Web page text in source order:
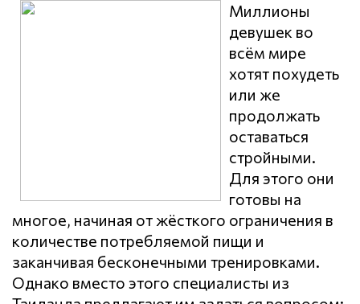
Миллионы
девушек во
всём мире
хотят похудеть
или же
продолжать
оставаться
стройными.
Для этого они
готовы на
многое, начиная от жёсткого ограничения в
количестве потребляемой пищи и
заканчивая бесконечными тренировками.
Однако вместо этого специалисты из